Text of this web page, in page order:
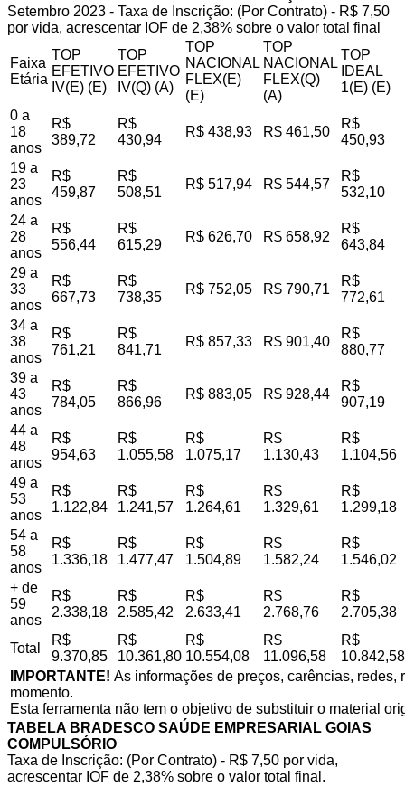
Setembro 2023 - Taxa de Inscrição: (Por Contrato) - R$ 7,50
por vida, acrescentar IOF de 2,38% sobre o valor total final
Faixa
Etária
TOP
EFETIVO
IV(E) (E)
TOP
EFETIVO
IV(Q) (A)
TOP
NACIONAL
FLEX(E)
(E)
TOP
NACIONAL
FLEX(Q)
(A)
TOP
IDEAL
1(E) (E)
0 a
18
anos
R$
389,72
R$
430,94
R$ 438,93 R$ 461,50
R$
450,93
19 a
23
anos
R$
459,87
R$
508,51
R$ 517,94 R$ 544,57
R$
532,10
24 a
28
anos
R$
556,44
R$
615,29
R$ 626,70 R$ 658,92
R$
643,84
29 a
33
anos
R$
667,73
R$
738,35
R$ 752,05 R$ 790,71
R$
772,61
34 a
38
anos
R$
761,21
R$
841,71
R$ 857,33 R$ 901,40
R$
880,77
39 a
43
anos
R$
784,05
R$
866,96
R$ 883,05 R$ 928,44
R$
907,19
44 a
48
anos
R$
954,63
R$
1.055,58
R$
1.075,17
R$
1.130,43
R$
1.104,56
49 a
53
anos
R$
1.122,84
R$
1.241,57
R$
1.264,61
R$
1.329,61
R$
1.299,18
54 a
58
anos
R$
1.336,18
R$
1.477,47
R$
1.504,89
R$
1.582,24
R$
1.546,02
+ de
59
anos
R$
2.338,18
R$
2.585,42
R$
2.633,41
R$
2.768,76
R$
2.705,38
Total
R$
9.370,85
R$
10.361,80
R$
10.554,08
R$
11.096,58
R$
10.842,58
IMPORTANTE! As informações de preços, carências,
momento.
Esta ferramenta não tem o objetivo de substituir o material
TABELA BRADESCO SAÚDE EMPRESARIAL GOIAS
COMPULSÓRIO
Taxa de Inscrição: (Por Contrato) - R$ 7,50 por vida,
acrescentar IOF de 2,38% sobre o valor total final.